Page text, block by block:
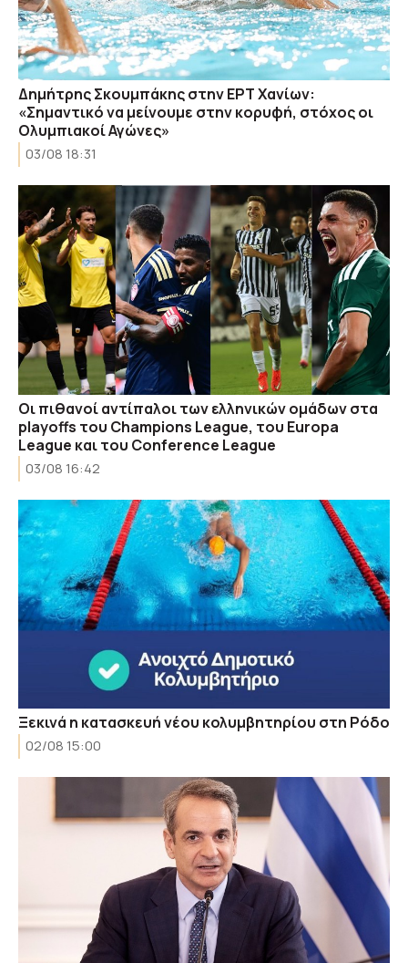
Δημήτρης Σκουμπάκης στην ΕΡΤ Χανίων:
«Σημαντικό να μείνουμε στην κορυφή, στόχος οι
Ολυμπιακοί Αγώνες»
03/08 18:31
Οι πιθανοί αντίπαλοι των ελληνικών ομάδων στα
playoffs του Champions League, του Europa
League και του Conference League
03/08 16:42
Ξεκινά η κατασκευή νέου κολυμβητηρίου στη Ρόδο
02/08 15:00